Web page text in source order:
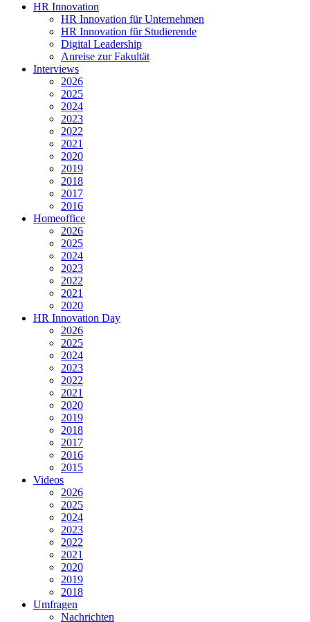
HR Innovation
HR Innovation für Unternehmen
HR Innovation für Studierende
Digital Leadership
Anreise zur Fakultät
Interviews
2026
2025
2024
2023
2022
2021
2020
2019
2018
2017
2016
Homeoffice
2026
2025
2024
2023
2022
2021
2020
HR Innovation Day
2026
2025
2024
2023
2022
2021
2020
2019
2018
2017
2016
2015
Videos
2026
2025
2024
2023
2022
2021
2020
2019
2018
Umfragen
Nachrichten